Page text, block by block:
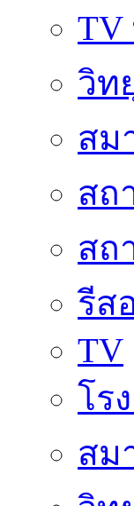
TV
วิท
สม
สถ
สถ
รีส
TV
โร
สม